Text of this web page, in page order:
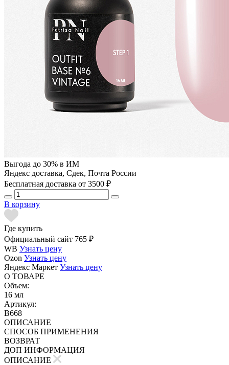
Выгода до 30% в ИМ
Яндекс доставка, Сдек, Почта России
Бесплатная доставка от 3500 ₽
В корзину
Где купить
Официальный сайт 765 ₽
WB Узнать цену
Ozon Узнать цену
Яндекс Маркет Узнать цену
О ТОВАРЕ
Объем:
16 мл
Артикул:
B668
ОПИСАНИЕ
СПОСОБ ПРИМЕНЕНИЯ
ВОЗВРАТ
ДОП ИНФОРМАЦИЯ
ОПИСАНИЕ